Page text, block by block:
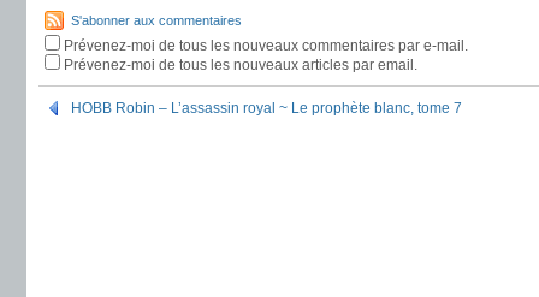
S'abonner aux commentaires
Prévenez-moi de tous les nouveaux commentaires par e-mail.
Prévenez-moi de tous les nouveaux articles par email.
HOBB Robin – L’assassin royal ~ Le prophète blanc, tome 7